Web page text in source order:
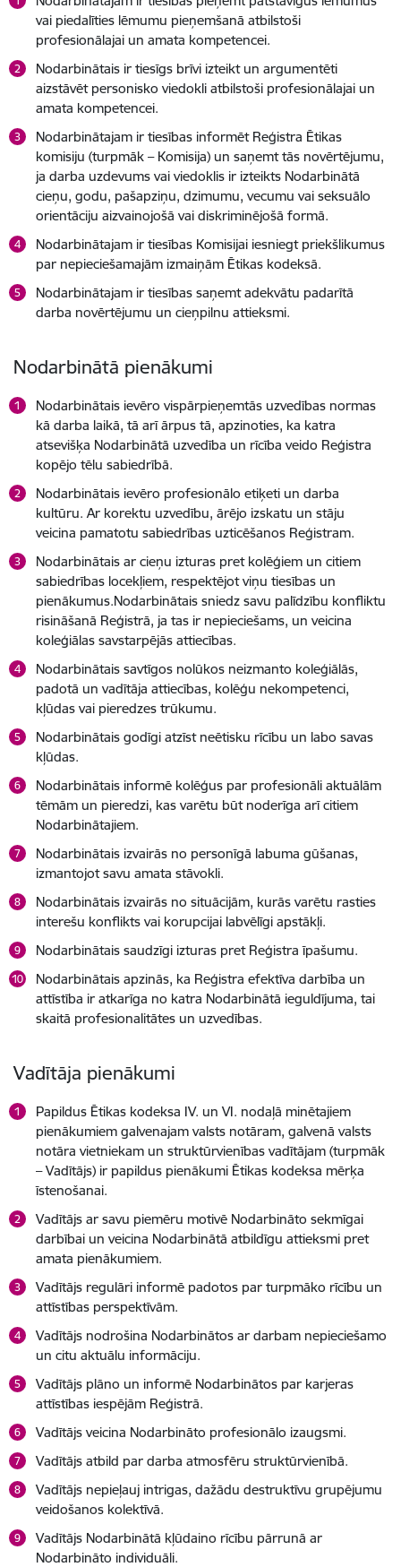
vai piedalīties lēmumu pieņemšanā atbilstoši
profesionālajai un amata kompetencei.
Nodarbinātais ir tiesīgs brīvi izteikt un argumentēti
aizstāvēt personisko viedokli atbilstoši profesionālajai un
amata kompetencei.
Nodarbinātajam ir tiesības informēt Reģistra Ētikas
komisiju (turpmāk – Komisija) un saņemt tās novērtējumu,
ja darba uzdevums vai viedoklis ir izteikts Nodarbinātā
cieņu, godu, pašapziņu, dzimumu, vecumu vai seksuālo
orientāciju aizvainojošā vai diskriminējošā formā.
Nodarbinātajam ir tiesības Komisijai iesniegt priekšlikumus
par nepieciešamajām izmaiņām Ētikas kodeksā.
Nodarbinātajam ir tiesības saņemt adekvātu padarītā
darba novērtējumu un cieņpilnu attieksmi.
Nodarbinātā pienākumi
Nodarbinātais ievēro vispārpieņemtās uzvedības normas
kā darba laikā, tā arī ārpus tā, apzinoties, ka katra
atsevišķa Nodarbinātā uzvedība un rīcība veido Reģistra
kopējo tēlu sabiedrībā.
Nodarbinātais ievēro profesionālo etiķeti un darba
kultūru. Ar korektu uzvedību, ārējo izskatu un stāju
veicina pamatotu sabiedrības uzticēšanos Reģistram.
Nodarbinātais ar cieņu izturas pret kolēģiem un citiem
sabiedrības locekļiem, respektējot viņu tiesības un
pienākumus.Nodarbinātais sniedz savu palīdzību konfliktu
risināšanā Reģistrā, ja tas ir nepieciešams, un veicina
koleģiālas savstarpējās attiecības.
Nodarbinātais savtīgos nolūkos neizmanto koleģiālās,
padotā un vadītāja attiecības, kolēģu nekompetenci,
kļūdas vai pieredzes trūkumu.
Nodarbinātais godīgi atzīst neētisku rīcību un labo savas
kļūdas.
Nodarbinātais informē kolēģus par profesionāli aktuālām
tēmām un pieredzi, kas varētu būt noderīga arī citiem
Nodarbinātajiem.
Nodarbinātais izvairās no personīgā labuma gūšanas,
izmantojot savu amata stāvokli.
Nodarbinātais izvairās no situācijām, kurās varētu rasties
interešu konflikts vai korupcijai labvēlīgi apstākļi.
Nodarbinātais saudzīgi izturas pret Reģistra īpašumu.
Nodarbinātais apzinās, ka Reģistra efektīva darbība un
attīstība ir atkarīga no katra Nodarbinātā ieguldījuma, tai
skaitā profesionalitātes un uzvedības.
Vadītāja pienākumi
Papildus Ētikas kodeksa IV. un VI. nodaļā minētajiem
pienākumiem galvenajam valsts notāram, galvenā valsts
notāra vietniekam un struktūrvienības vadītājam (turpmāk
– Vadītājs) ir papildus pienākumi Ētikas kodeksa mērķa
īstenošanai.
Vadītājs ar savu piemēru motivē Nodarbināto sekmīgai
darbībai un veicina Nodarbinātā atbildīgu attieksmi pret
amata pienākumiem.
Vadītājs regulāri informē padotos par turpmāko rīcību un
attīstības perspektīvām.
Vadītājs nodrošina Nodarbinātos ar darbam nepieciešamo
un citu aktuālu informāciju.
Vadītājs plāno un informē Nodarbinātos par karjeras
attīstības iespējām Reģistrā.
Vadītājs veicina Nodarbināto profesionālo izaugsmi.
Vadītājs atbild par darba atmosfēru struktūrvienībā.
Vadītājs nepieļauj intrigas, dažādu destruktīvu grupējumu
veidošanos kolektīvā.
Vadītājs Nodarbinātā kļūdaino rīcību pārrunā ar
Nodarbināto individuāli.